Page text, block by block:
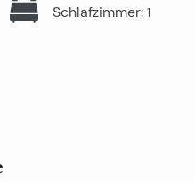
Schlafzimmer: 1